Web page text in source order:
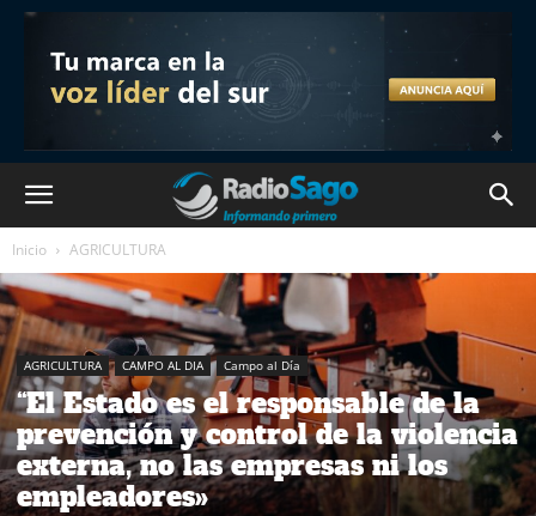
Inicio AGRICULTURA
AGRICULTURA CAMPO AL DIA Campo al Día
“El Estado es el responsable de la
prevención y control de la violencia
externa, no las empresas ni los
empleadores»